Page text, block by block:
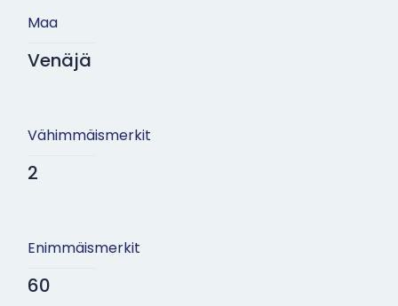
Maa
Venäjä
Vähimmäismerkit
2
Enimmäismerkit
60